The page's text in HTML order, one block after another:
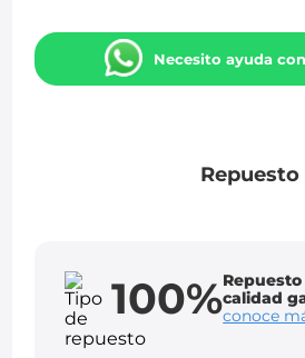
Necesito ayuda
Repuesto
100%calidad
conoce